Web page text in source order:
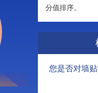
分值排序。
您是否对墙